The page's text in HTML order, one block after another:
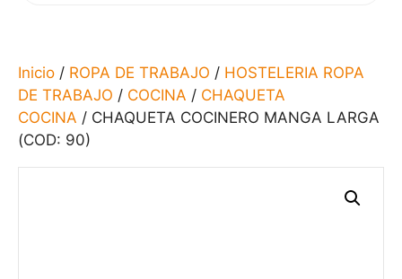
Inicio / ROPA DE TRABAJO / HOSTELERIA ROPA
DE TRABAJO / COCINA / CHAQUETA
COCINA / CHAQUETA COCINERO MANGA LARGA
(COD: 90)